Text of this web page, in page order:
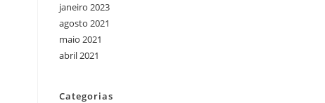
janeiro 2023
agosto 2021
maio 2021
abril 2021
Categorias